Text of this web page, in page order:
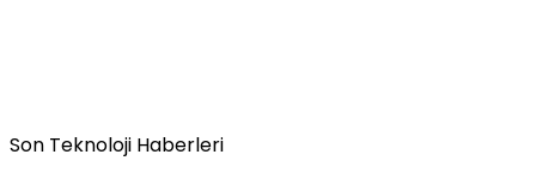
Son Teknoloji Haberleri